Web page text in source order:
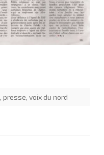
, presse, voix du nord